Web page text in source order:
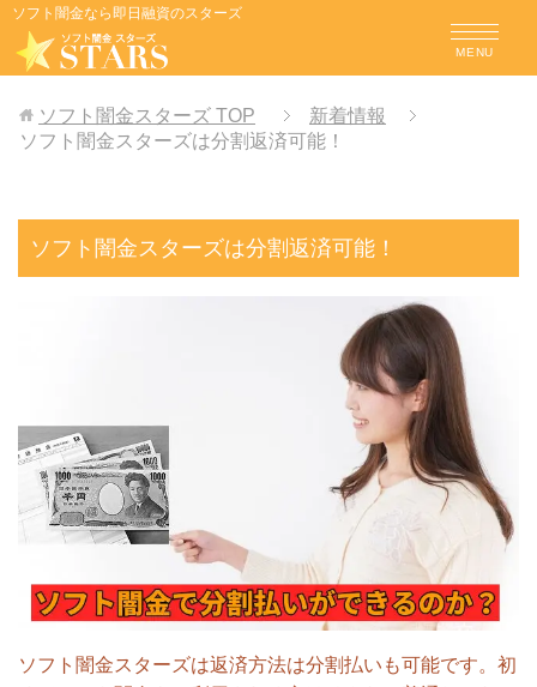
ソフト闇金なら即日融資のスターズ
MENU
ソフト闇金スターズ TOP
新着情報
ソフト闇金スターズは分割返済可能！
ソフト闇金スターズは分割返済可能！
ソフト闇金スターズは返済方法は分割払いも可能です。初